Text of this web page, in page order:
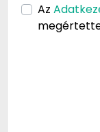
Az